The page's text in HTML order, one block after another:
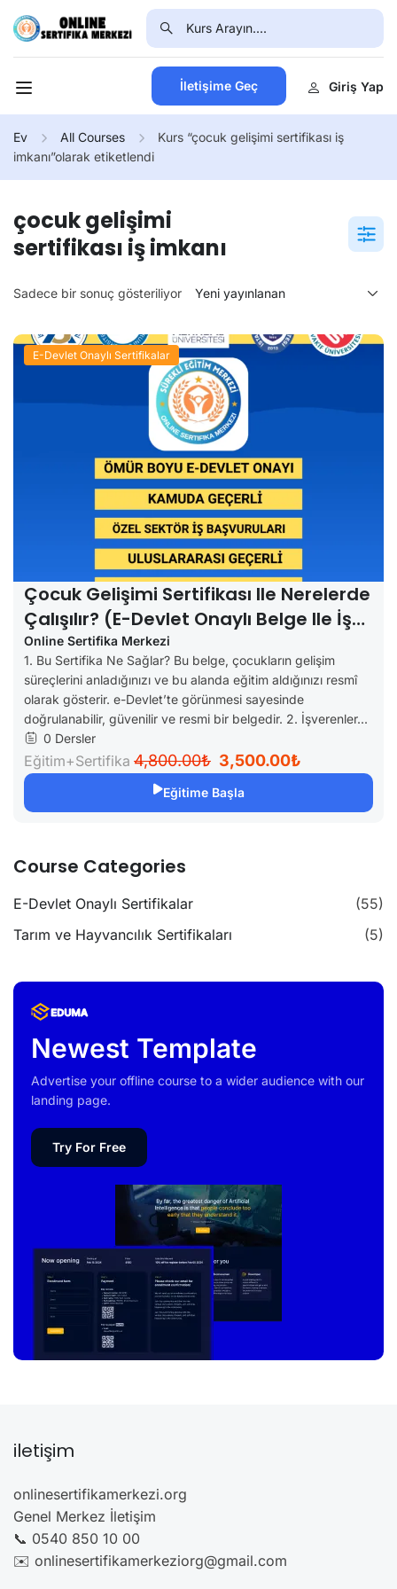
İletişime Geç Giriş Yap
Ev All Courses
Kurs “çocuk gelişimi sertifikası iş
imkanı”olarak etiketlendi
çocuk gelişimi
sertifikası iş imkanı
Sadece bir sonuç gösteriliyor
E-Devlet Onaylı Sertifikalar
Çocuk Gelişimi Sertifikası Ile Nerelerde
Çalışılır? (e-Devlet Onaylı Belge Ile İş
Fırsatları)
Online Sertifika Merkezi
1. Bu Sertifika Ne Sağlar? Bu belge, çocukların gelişim
süreçlerini anladığınızı ve bu alanda eğitim aldığınızı resmî
olarak gösterir. e-Devlet’te görünmesi sayesinde
doğrulanabilir, güvenilir ve resmi bir belgedir. 2. İşverenler...
0 Dersler
Eğitim+Sertifika 4,800.00₺ 3,500.00₺
Eğitime Başla
Course Categories
E-Devlet Onaylı Sertifikalar
(55)
Tarım ve Hayvancılık Sertifikaları
(5)
Newest Template
Advertise your offline course to a wider audience with our
landing page.
Try For Free
iletişim
onlinesertifikamerkezi.org
Genel Merkez İletişim
📞 0540 850 10 00
✉️ onlinesertifikamerkeziorg@gmail.com